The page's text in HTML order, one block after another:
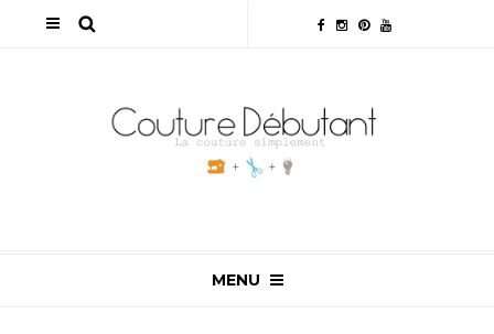
MENU